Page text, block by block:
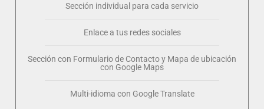
Sección individual para cada servicio
Enlace a tus redes sociales
Sección con Formulario de Contacto y Mapa de ubicación
con Google Maps
Multi-idioma con Google Translate